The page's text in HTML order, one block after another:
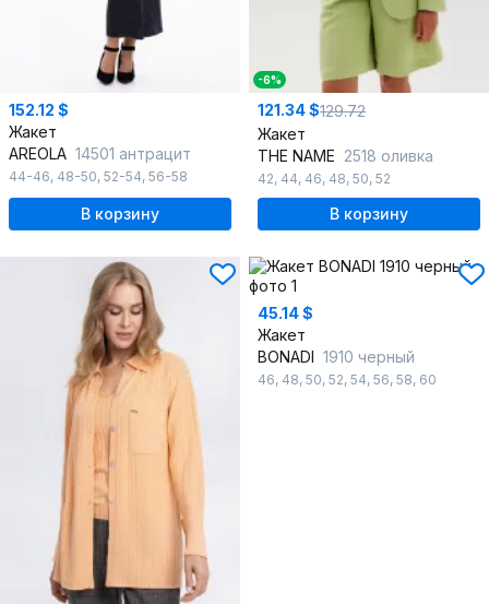
152.12 $
Жакет
AREOLA 14501 антрацит
44-46, 48-50, 52-54, 56-58
В корзину
-6%
121.34 $129.72
Жакет
THE NAME 2518 оливка
42, 44, 46, 48, 50, 52
В корзину
45.14 $
Жакет
BONADI 1910 черный
46, 48, 50, 52, 54, 56, 58, 60